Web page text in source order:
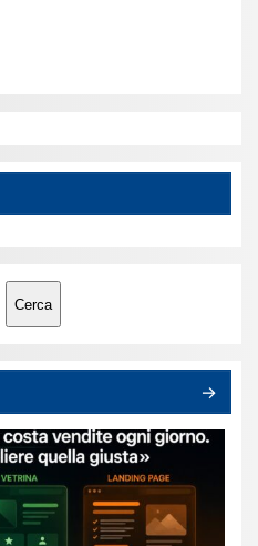
Cerca